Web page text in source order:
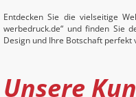
Entdecken Sie die vielseitige
werbedruck.de“ und finden Sie
Design und Ihre Botschaft perfekt
Unsere